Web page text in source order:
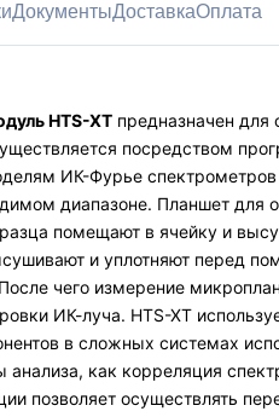
ДокументыДоставкаОплата
HTS-XT предназначен для
посредством
ИК-Фурье спектрометров
диапазоне. Планшет для
помещают в ячейку и
и уплотняют перед
чего измерение
ИК-луча. HTS-XT
в сложных системах
анализа, как корреляция
позволяет осуществлять